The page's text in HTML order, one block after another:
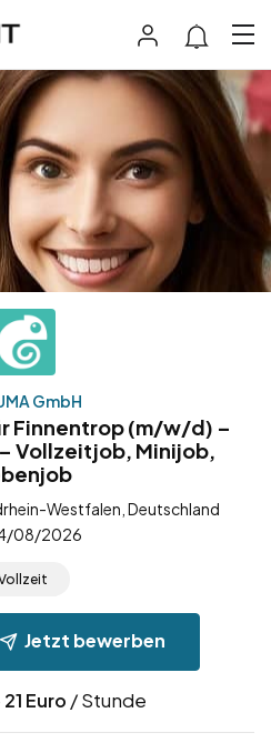
GmbH
Finnentrop (m/w/d) –
Vollzeitjob, Minijob,
Westfalen, Deutschland
08/2026
Jetzt bewerben
21 Euro / Stunde